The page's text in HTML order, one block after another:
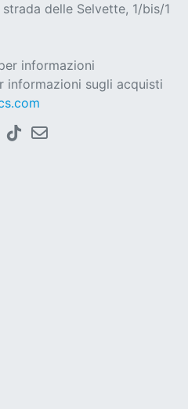
delle Selvette, 1/bis/1
informazioni
informazioni sugli acquisti